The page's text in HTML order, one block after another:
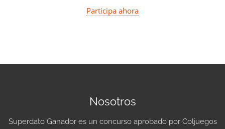
Participa ahora
Nosotros
Superdato Ganador es un concurso aprobado por Coljuegos